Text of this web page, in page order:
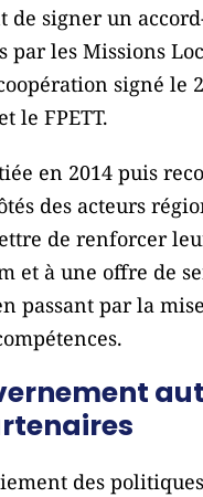
de signer un
les Missions
signé le
le FPETT.
en 2014 puis
des acteurs
de renforcer
et à une offre de
passant par la
des